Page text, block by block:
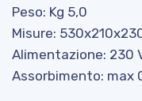
Peso: Kg 5,0
Misure:
Alimentazione: 230
Assorbimento: max